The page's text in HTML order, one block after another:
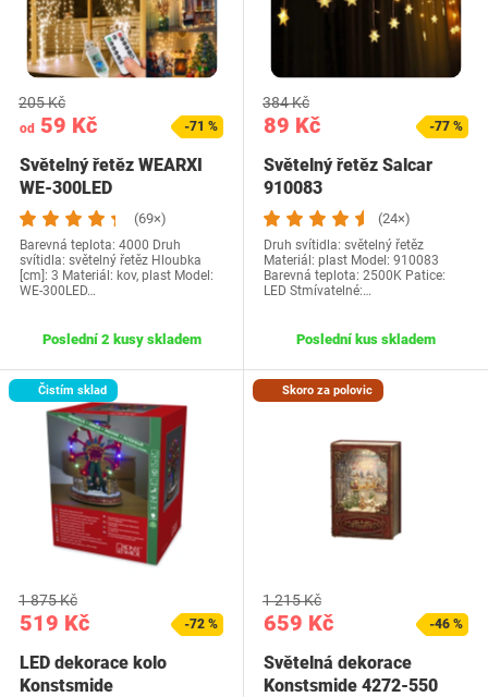
od 59 Kč
205 Kč
-71 %
Světelný řetěz WEARXI
WE-300LED
(69×)
Barevná teplota: 4000 Druh
svítidla: světelný řetěz Hloubka
[cm]: 3 Materiál: kov, plast Model:
‎WE-300LED…
Poslední 2 kusy skladem
89 Kč
384 Kč
-77 %
Světelný řetěz Salcar
910083
(24×)
Druh svítidla: světelný řetěz
Materiál: plast Model: ‎910083
Barevná teplota: 2500K Patice:
LED Stmívatelné:…
Poslední kus skladem
Čistím sklad
519 Kč
1 875 Kč
-72 %
LED dekorace kolo
Konstsmide
Skoro za polovic
659 Kč
1 215 Kč
-46 %
Světelná dekorace
Konstsmide 4272-550